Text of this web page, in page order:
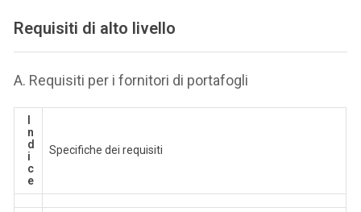
Requisiti di alto livello
A. Requisiti per i fornitori di portafogli
n
d
i
c
e
Specifiche dei requisiti